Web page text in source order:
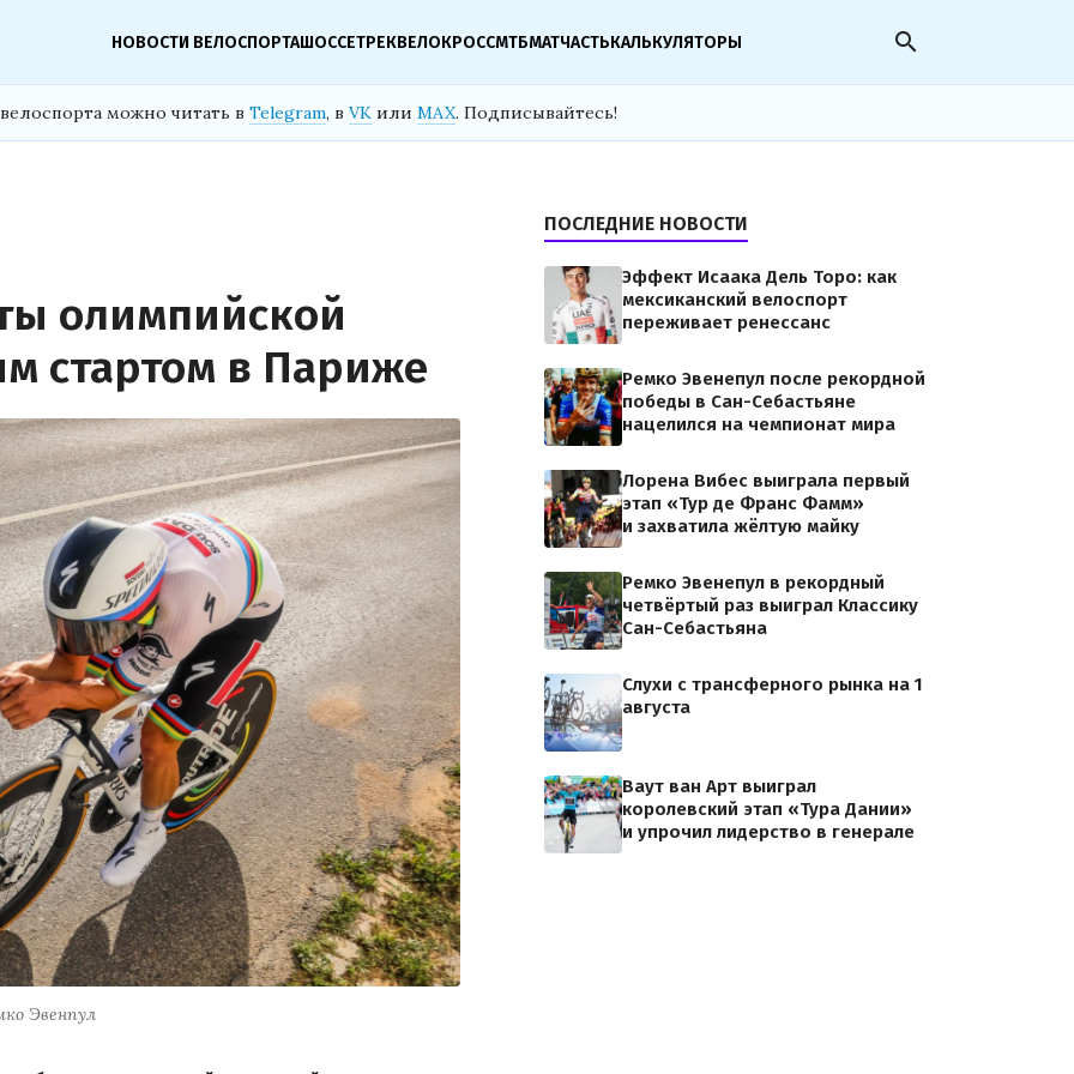
НОВОСТИ ВЕЛОСПОРТАШОССЕТРЕКВЕЛОКРОССМТБМАТЧАСТЬКАЛЬКУЛЯТОРЫ search
можно читать в Telegram, в VK или MAX. Подписывайтесь!
олимпийской
стартом в Париже
Эвенпул
ПОСЛЕДНИЕ НОВОСТИ
Эффект Исаака Дель Торо: как
мексиканский велоспорт
переживает ренессанс
Ремко Эвенепул после рекордной
победы в Сан-Себастьяне
нацелился на чемпионат мира
Лорена Вибес выиграла первый
этап «Тур де Франс Фамм»
и захватила жёлтую майку
Ремко Эвенепул в рекордный
четвёртый раз выиграл Классику
Сан-Себастьяна
Слухи с трансферного рынка на 1
августа
Ваут ван Арт выиграл
королевский этап «Тура Дании»
и упрочил лидерство в генерале